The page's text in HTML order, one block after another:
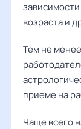
возраста и
Тем не
приеме на
Чаще всего